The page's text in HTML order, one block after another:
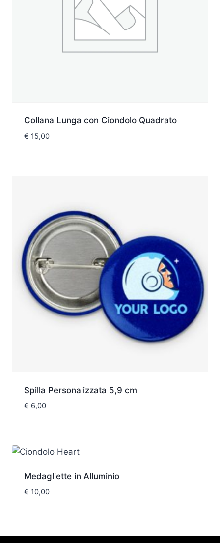
Collana Lunga con Ciondolo Quadrato
€ 15,00
Spilla Personalizzata 5,9 cm
€ 6,00
Medagliette in Alluminio
€ 10,00